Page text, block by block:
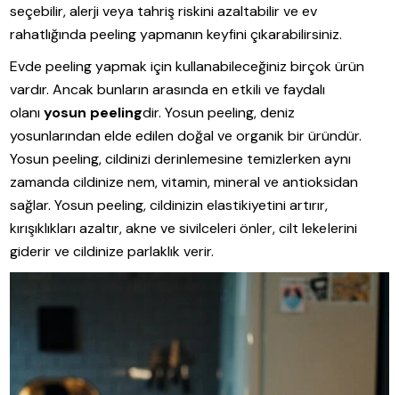
seçebilir, alerji veya tahriş riskini azaltabilir ve ev
rahatlığında peeling yapmanın keyfini çıkarabilirsiniz.
Evde peeling yapmak için kullanabileceğiniz birçok ürün
vardır. Ancak bunların arasında en etkili ve faydalı
olanıyosun peelingdir. Yosun peeling, deniz
yosunlarından elde edilen doğal ve organik bir üründür.
Yosun peeling, cildinizi derinlemesine temizlerken aynı
zamanda cildinize nem, vitamin, mineral ve antioksidan
sağlar. Yosun peeling, cildinizin elastikiyetini artırır,
kırışıklıkları azaltır, akne ve sivilceleri önler, cilt lekelerini
giderir ve cildinize parlaklık verir.